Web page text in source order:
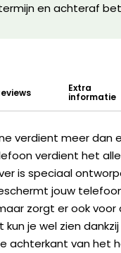
en achteraf
Extra
informatie
verdient meer dan
verdient het
is speciaal
jouw
zorgt er ook voor
kun je wel zien
achterkant van het